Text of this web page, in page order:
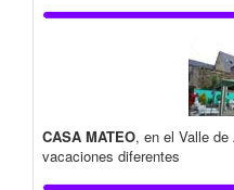
CASA MATEO, en el Valle
vacaciones diferentes